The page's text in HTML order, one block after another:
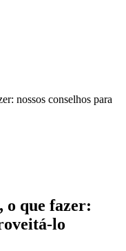
nossos conselhos para
o que fazer:
lo